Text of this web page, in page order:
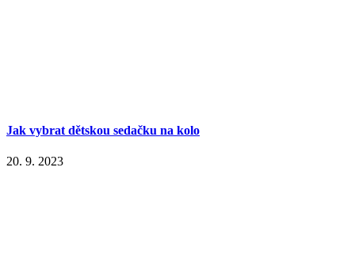
Jak vybrat dětskou sedačku na kolo
20. 9. 2023